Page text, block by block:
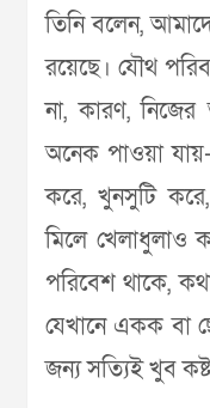
তিনি বলেন,
রয়েছে। যৌথ
না, কারণ,
অনেক পাওয়া যায়-
করে, খুনসুটি
মিলে খেলাধুলাও
পরিবেশ থাকে,
যেখানে একক বা
জন্য সত্যিই খুব